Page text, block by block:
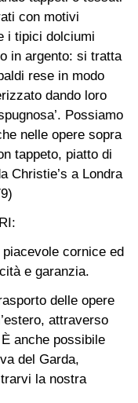
con motivi
i tipici dolciumi
in argento: si tratta
rese in modo
dando loro
Possiamo
nelle opere sopra
tappeto, piatto di
Christie’s a Londra
piacevole cornice ed
e garanzia.
delle opere
attraverso
anche possibile
del Garda,
la nostra